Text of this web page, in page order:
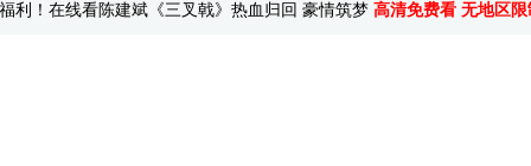
利！在线看陈建斌《三叉戟》热血归回 豪情筑梦 高清免费看 无地区限